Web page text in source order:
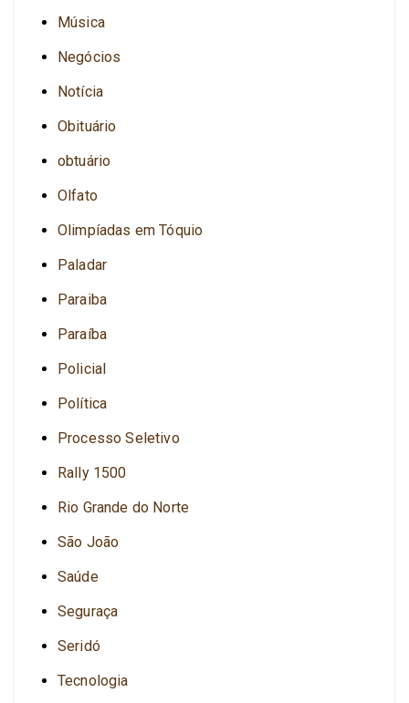
Música
Negócios
Notícia
Obituário
obtuário
Olfato
Olimpíadas em Tóquio
Paladar
Paraiba
Paraíba
Policial
Política
Processo Seletivo
Rally 1500
Rio Grande do Norte
São João
Saúde
Seguraça
Seridó
Tecnologia